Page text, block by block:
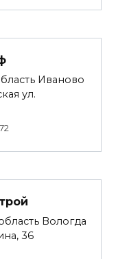
Иваново
ул.
72
Вологда
36